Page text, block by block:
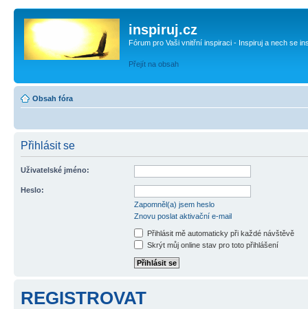
inspiruj.cz
Fórum pro Vaši vnitřní inspiraci - Inspiruj a nech se
Přejít na obsah
Obsah fóra
Přihlásit se
Uživatelské jméno:
Heslo:
Zapomněl(a) jsem heslo
Znovu poslat aktivační e-mail
Přihlásit mě automaticky při každé návštěvě
Skrýt můj online stav pro toto přihlášení
REGISTROVAT